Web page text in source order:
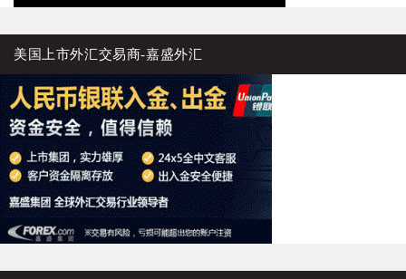
美国上市外汇交易商-嘉盛外汇